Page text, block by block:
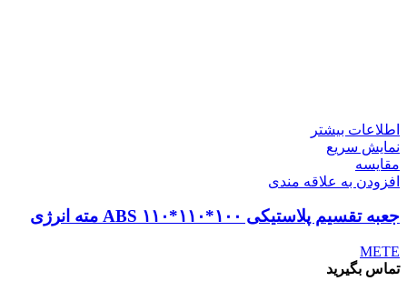
اطلاعات بیشتر
نمایش سریع
مقايسه
افزودن به علاقه مندی
جعبه تقسیم پلاستیکی ABS ۱۱۰*۱۱۰*۱۰۰ مته انرژی
METE
تماس بگیرید